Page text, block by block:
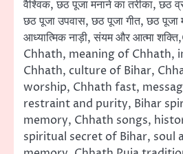
वैश्विक, छठ पूजा मनाने का तरीका, छठ
छठ पूजा उपवास, छठ पूजा गीत, छठ पूजा
आध्यात्मिक नाड़ी, संयम और आत्मा
Chhath, meaning of Chhath,
Chhath, culture of Bihar,
worship, Chhath fast,
restraint and purity, Bihar
memory, Chhath songs,
spiritual secret of Bihar, soul